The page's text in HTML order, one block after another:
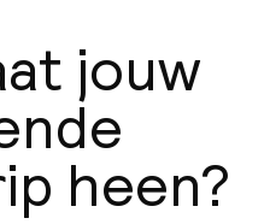
jouw
heen?